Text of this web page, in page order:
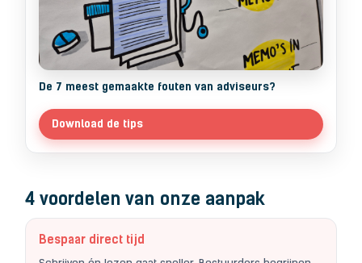
De 7 meest gemaakte fouten van adviseurs?
Download de tips
4 voordelen van onze aanpak
Bespaar direct tijd